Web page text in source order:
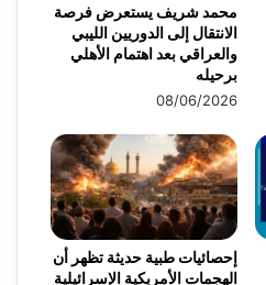
محمد شريف يستعرض فرصة
الانتقال إلى الدوريين الليبي
والعراقي بعد اهتمام الأهلي
برحيله
08/06/2026
إحصائيات طبية حديثة تظهر أن
الهجمات الأمريكية الإسرائيلية